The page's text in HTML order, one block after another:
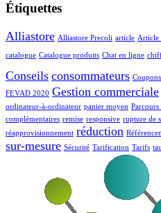
Étiquettes
Alliastore Alliastore Precoli article Article
catalogue Catalogue produits Chat en ligne
Conseils consommateurs Coupons
FEVAD 2020 Gestion commerciale
ordinateur-à-ordinateur panier moyen Parcours
complémentaires remise responsive rupture de
réapprovisionnement réduction
sur-mesure Sécurité Tarification Tarifs